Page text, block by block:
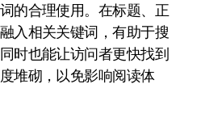
的合理使用。在标题、正
入相关关键词，有助于搜
时也能让访问者更快找到
堆砌，以免影响阅读体